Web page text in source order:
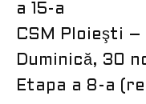
a 15-a
CSM Ploieşti –
Duminică, 30
Etapa a 8-a